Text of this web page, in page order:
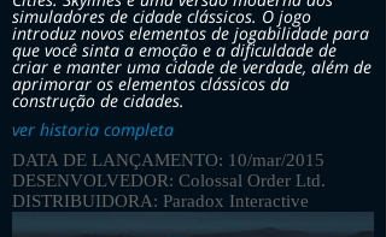
simuladores de cidade clássicos. O jogo
introduz novos elementos de jogabilidade para
que você sinta a emoção e a dificuldade de
criar e manter uma cidade de verdade, além de
aprimorar os elementos clássicos da
construção de cidades.
ver historia completa
DATA DE LANÇAMENTO: 10/mar/2015
DESENVOLVEDOR: Colossal Order Ltd.
DISTRIBUIDORA: Paradox Interactive